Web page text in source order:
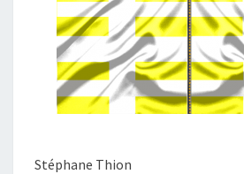
Stéphane Thion